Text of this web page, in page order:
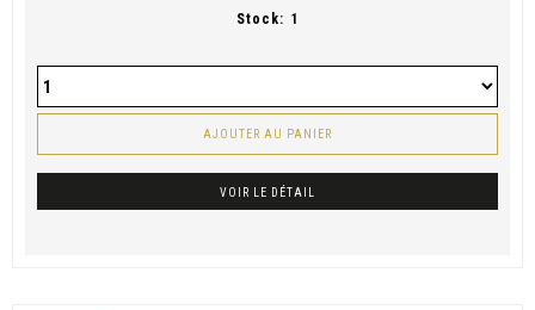
Stock: 1
AJOUTER AU PANIER
VOIR LE DÉTAIL